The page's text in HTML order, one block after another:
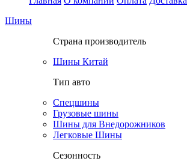
Шины
Страна производитель
Шины Китай
Тип авто
Спецшины
Грузовые шины
Шины для Внедорожников
Легковые Шины
Сезонность